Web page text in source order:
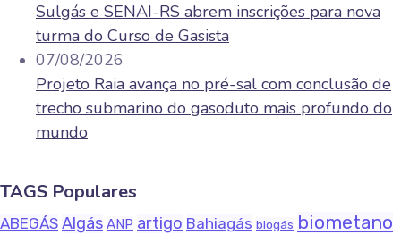
Sulgás e SENAI-RS abrem inscrições para nova
turma do Curso de Gasista
07/08/2026
Projeto Raia avança no pré-sal com conclusão de
trecho submarino do gasoduto mais profundo do
mundo
TAGS Populares
ABEGÁS Algás ANP artigo Bahiagás biogás biometano